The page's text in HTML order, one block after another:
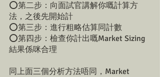
⭕第二步：向面試官講解你嘅計算方
法，之後先開始計
⭕第三步：進行粗略估算同計數
⭕第四步：檢查你計出嘅Market Sizing
結果係咪合理
同上面三個分析方法唔同，Market